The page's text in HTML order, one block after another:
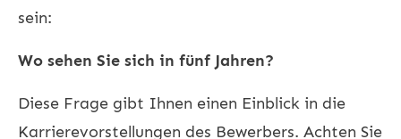
sein:
Wo sehen Sie sich in fünf Jahren?
Diese Frage gibt Ihnen einen Einblick in die
Karrierevorstellungen des Bewerbers. Achten Sie